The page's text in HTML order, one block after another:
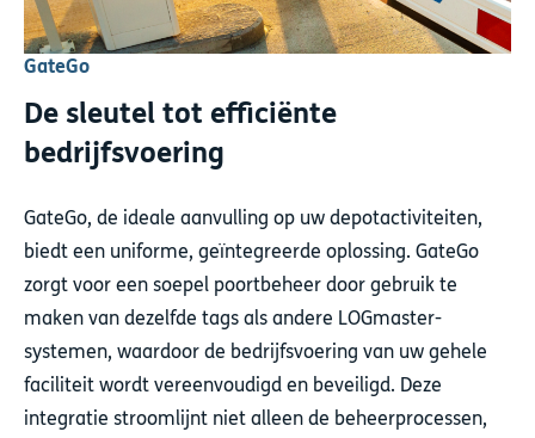
GateGo
De sleutel tot efficiënte
bedrijfsvoering
GateGo, de ideale aanvulling op uw depotactiviteiten,
biedt een uniforme, geïntegreerde oplossing. GateGo
zorgt voor een soepel poortbeheer door gebruik te
maken van dezelfde tags als andere LOGmaster-
systemen, waardoor de bedrijfsvoering van uw gehele
faciliteit wordt vereenvoudigd en beveiligd. Deze
integratie stroomlijnt niet alleen de beheerprocessen,